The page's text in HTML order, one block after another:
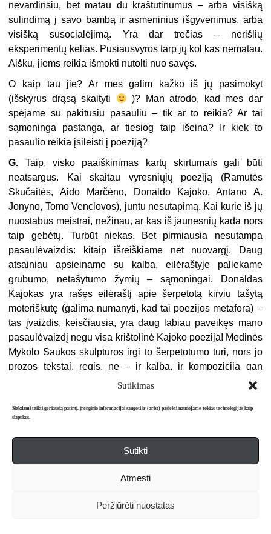
Sutikimas
Siekdami teikti geriausią patirtį, įrenginio informacijai saugoti ir (arba) pasiekti naudojame tokias technologijas kaip
slapukus.
Sutikti
Atmesti
Peržiūrėti nuostatas
nevardinsiu, bet matau du kraštutinumus – arba visišką
sulindimą į savo bambą ir asmeninius išgyvenimus, arba
visišką susocialėjimą. Yra dar trečias – nerišlių
eksperimentų kelias. Pusiausvyros tarp jų kol kas nematau.
Aišku, jiems reikia išmokti nutolti nuo savęs.
O kaip tau jie? Ar mes galim kažko iš jų pasimokyt
(išskyrus drąsą skaityti
)? Man atrodo, kad mes dar
spėjame su pakitusiu pasauliu – tik ar to reikia? Ar tai
sąmoninga pastanga, ar tiesiog taip išeina? Ir kiek to
pasaulio reikia įsileisti į poeziją?
G. Taip, visko paaiškinimas kartų skirtumais gali būti
neatsargus. Kai skaitau vyresniųjų poeziją (Ramutės
Skučaitės, Aido Marčėno, Donaldo Kajoko, Antano A.
Jonyno, Tomo Venclovos), juntu nesutapimą. Kai kurie iš jų
nuostabūs meistrai, nežinau, ar kas iš jaunesnių kada nors
taip gebėtų. Turbūt niekas. Bet pirmiausia nesutampa
pasaulėvaizdis: kitaip išreiškiame net nuovargį. Daug
atsainiau apsieiname su kalba, eilėraštyje paliekame
grubumo, netašytumo žymių – sąmoningai. Donaldas
Kajokas yra rašęs eilėraštį apie šerpetotą kirviu tašytą
moteriškutę (galima numanyti, kad tai poezijos metafora) –
tas įvaizdis, keisčiausia, yra daug labiau paveikęs mano
pasaulėvaizdį negu visa krištolinė Kajoko poezija! Medinės
Mykolo Saukos skulptūros irgi to šerpetotumo turi, nors jo
prozos tekstai, regis, ne – ir kalba, ir kompozicija gan
apsigyvenimą virtualybėje. Per tai galiu tapatintis su
rašau savo eilėraštyje „Pirmutinė atostogų diena“), iš
pradžių net patiko – sugebu susitvarkyti! Vėliau liūdino,
gąsdino, o dabar, atsiradus sveikatos iššūkiams, kelia
tinkle, ir tuo pat metu suvokiu, kad tai neįmanoma – privalu